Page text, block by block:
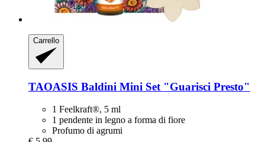
Carrello
TAOASIS Baldini Mini Set "Guarisci Presto"
1 Feelkraft®, 5 ml
1 pendente in legno a forma di fiore
Profumo di agrumi